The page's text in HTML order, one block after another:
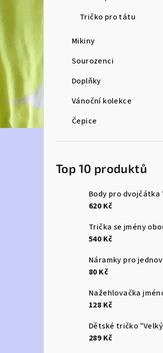
e
Tričko pro tátu
Mikiny
Sourozenci
Doplňky
Vánoční kolekce
Čepice
Top 10 produktů
620 Kč
540 Kč
80 Kč
128 Kč
289 Kč